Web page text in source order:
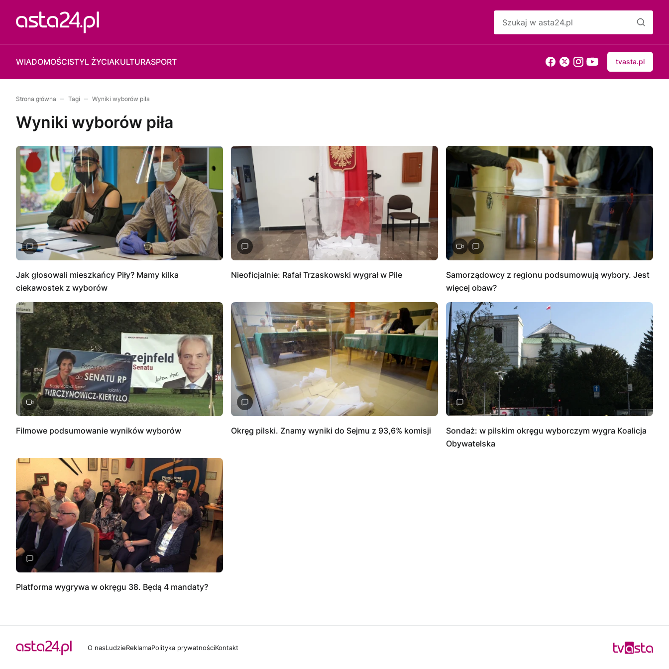
WIADOMOŚCISTYL ŻYCIAKULTURASPORT tvasta.pl
Strona główna Tagi Wyniki wyborów piła
Wyniki wyborów piła
Jak głosowali mieszkańcy Piły? Mamy kilka
ciekawostek z wyborów
Nieoficjalnie: Rafał Trzaskowski wygrał w Pile
Samorządowcy z regionu podsumowują wybory. Jest
więcej obaw?
Filmowe podsumowanie wyników wyborów Okręg pilski. Znamy wyniki do Sejmu z 93,6% komisji
Sondaż: w pilskim okręgu wyborczym wygra Koalicja
Obywatelska
Platforma wygrywa w okręgu 38. Będą 4 mandaty?
O nasLudzieReklamaPolityka prywatnościKontakt